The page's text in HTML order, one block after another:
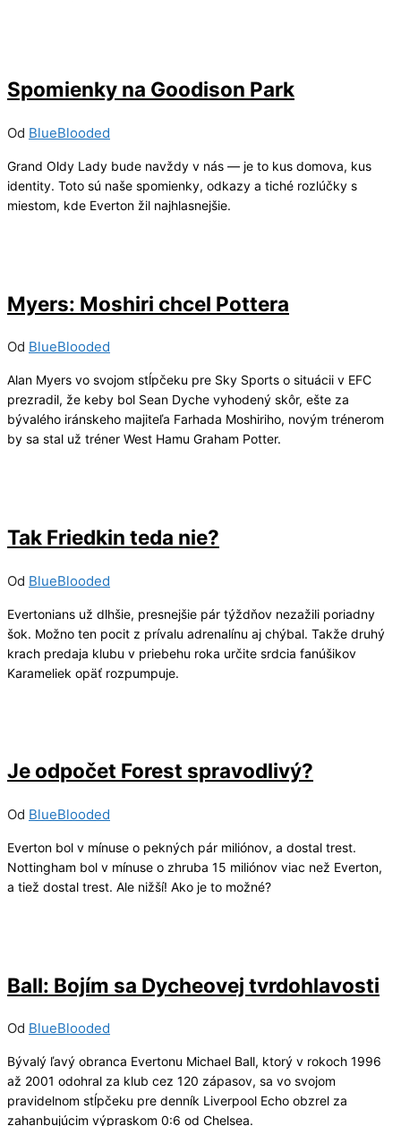
Spomienky na Goodison Park
Od BlueBlooded
Grand Oldy Lady bude navždy v nás — je to kus domova, kus
identity. Toto sú naše spomienky, odkazy a tiché rozlúčky s
miestom, kde Everton žil najhlasnejšie.
Myers: Moshiri chcel Pottera
Od BlueBlooded
Alan Myers vo svojom stĺpčeku pre Sky Sports o situácii v EFC
prezradil, že keby bol Sean Dyche vyhodený skôr, ešte za
bývalého iránskeho majiteľa Farhada Moshiriho, novým trénerom
by sa stal už tréner West Hamu Graham Potter.
Tak Friedkin teda nie?
Od BlueBlooded
Evertonians už dlhšie, presnejšie pár týždňov nezažili poriadny
šok. Možno ten pocit z prívalu adrenalínu aj chýbal. Takže druhý
krach predaja klubu v priebehu roka určite srdcia fanúšikov
Karameliek opäť rozpumpuje.
Je odpočet Forest spravodlivý?
Od BlueBlooded
Everton bol v mínuse o pekných pár miliónov, a dostal trest.
Nottingham bol v mínuse o zhruba 15 miliónov viac než Everton,
a tiež dostal trest. Ale nižší! Ako je to možné?
Ball: Bojím sa Dycheovej tvrdohlavosti
Od BlueBlooded
Bývalý ľavý obranca Evertonu Michael Ball, ktorý v rokoch 1996
až 2001 odohral za klub cez 120 zápasov, sa vo svojom
pravidelnom stĺpčeku pre denník Liverpool Echo obzrel za
zahanbujúcim výpraskom 0:6 od Chelsea.